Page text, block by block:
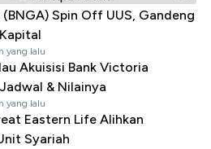
(BNGA) Spin Off UUS, Gandeng
yang lalu
Akuisisi Bank Victoria
& Nilainya
yang lalu
Eastern Life Alihkan
Syariah